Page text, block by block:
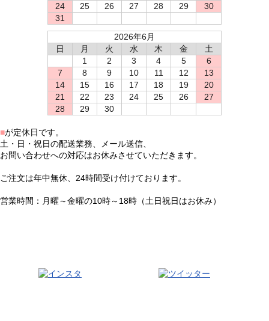
24
25 26 27 28 29
30
31
2026年6月
日
月 火 水 木 金
土
1
2 3 4 5
6
7
8 9 10 11 12
13
14
15 16 17 18 19
20
21
22 23 24 25 26
27
28
29 30
■が定休日です。
土・日・祝日の配送業務、メール送信、
お問い合わせへの対応はお休みさせていただきます。
ご注文は年中無休、24時間受け付けております。
営業時間：月曜～金曜の10時～18時（土日祝日はお休み）